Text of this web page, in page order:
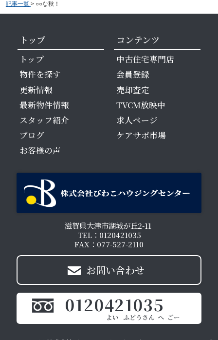
記事一覧 > ○○な秋！
トップ
トップ
物件を探す
更新情報
最新物件情報
スタッフ紹介
ブログ
お客様の声
コンテンツ
中古住宅専門店
会員登録
売却査定
TVCM放映中
求人ページ
ケアサポ市場
滋賀県大津市湖城が丘2-11
TEL：0120421035
FAX：077-527-2110
お問い合わせ
0120421035